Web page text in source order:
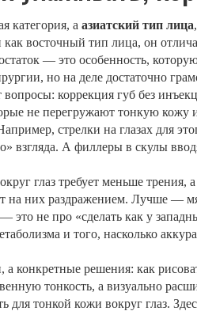
категория, а азиатский тип лица,
как восточный тип лица, он
— это особенность,
но на деле достаточно
вопросы: коррекция губ без
не перегружают тонкую
стрелки на глазах для
взгляда. А филлеры в скулы
глаз требует меньше
на них раздражением. Лучше —
не про «сделать как у
и того, насколько
конкретные решения: как
тонкость, а визуально
тонкой кожи вокруг глаз.